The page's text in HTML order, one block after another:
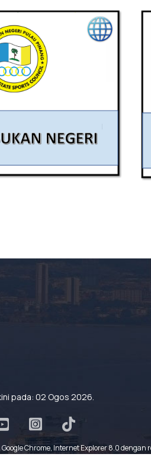
pada: 02 Ogos 2026.
Chrome, Internet Explorer 8.0 dengan